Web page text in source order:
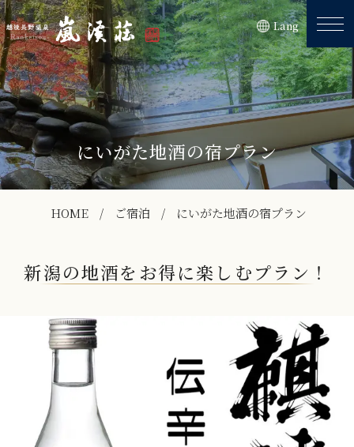
Lang
にいがた地酒の宿プラン
HOME ご宿泊 にいがた地酒の宿プラン
新潟の地酒をお得に楽しむプラン！